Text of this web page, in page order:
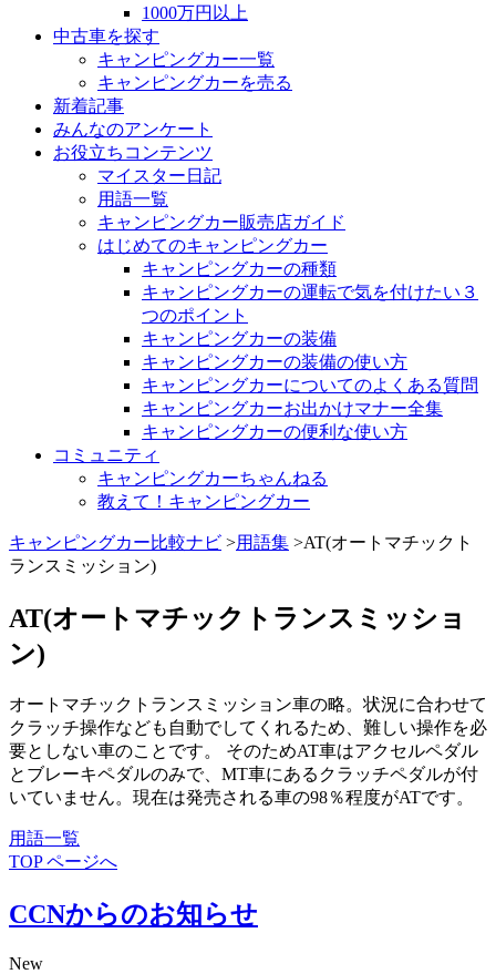
1000万円以上
中古車を探す
キャンピングカー一覧
キャンピングカーを売る
新着記事
みんなのアンケート
お役立ちコンテンツ
マイスター日記
用語一覧
キャンピングカー販売店ガイド
はじめてのキャンピングカー
キャンピングカーの種類
キャンピングカーの運転で気を付けたい３
つのポイント
キャンピングカーの装備
キャンピングカーの装備の使い方
キャンピングカーについてのよくある質問
キャンピングカーお出かけマナー全集
キャンピングカーの便利な使い方
コミュニティ
キャンピングカーちゃんねる
教えて！キャンピングカー
キャンピングカー比較ナビ >用語集 >AT(オートマチックト
ランスミッション)
AT(オートマチックトランスミッショ
ン)
オートマチックトランスミッション車の略。状況に合わせて
クラッチ操作なども自動でしてくれるため、難しい操作を必
要としない車のことです。 そのためAT車はアクセルペダル
とブレーキペダルのみで、MT車にあるクラッチペダルが付
いていません。現在は発売される車の98％程度がATです。
用語一覧
TOP ページへ
CCNからのお知らせ
New